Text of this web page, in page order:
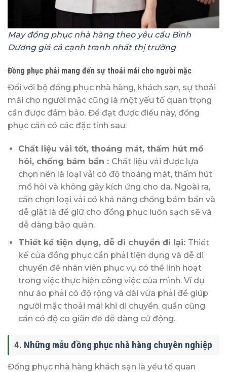
May đồng phục nhà hàng theo yêu cầu Bình
Dương giá cả cạnh tranh nhất thị trường
Đồng phục phải mang đến sự thoải mái cho người mặc
Đối với bộ đồng phục nhà hàng, khách sạn, sự thoải
mái cho người mặc cũng là một yếu tố quan trọng
cần được đảm bảo. Để đạt được điều này, đồng
phục cần có các đặc tính sau:
Chất liệu vải tốt, thoáng mát, thấm hút mồ
hôi, chống bám bẩn : Chất liệu vải được lựa
chọn nên là loại vải có độ thoáng mát, thấm hút
mồ hôi và không gây kích ứng cho da. Ngoài ra,
cần chọn loại vải có khả năng chống bám bẩn và
dễ giặt là để giữ cho đồng phục luôn sạch sẽ và
dễ dàng bảo quản.
Thiết kế tiện dụng, dễ di chuyển đi lại: Thiết
kế của đồng phục cần phải tiện dụng và dễ di
chuyển để nhân viên phục vụ có thể linh hoạt
trong việc thực hiện công việc của mình. Ví dụ
như áo phải có độ rộng và dài vừa phải để giúp
người mặc thoải mái khi di chuyển, quần cũng
cần có độ co giãn để dễ dàng cử động.
4. Những mẫu đồng phục nhà hàng chuyên nghiệp
Đồng phục nhà hàng khách sạn là yếu tố quan